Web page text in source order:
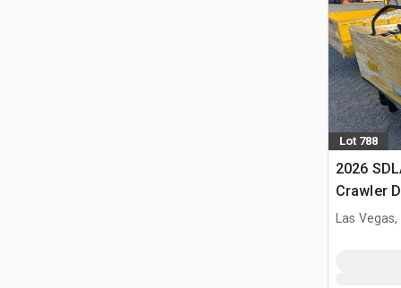
Lot 788
2026
Crawler
Las Vegas,